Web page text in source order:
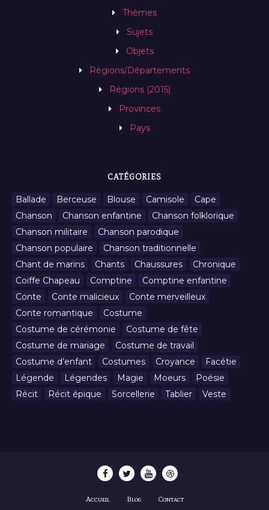
Thèmes
Sujets
Objets
Régions/Départements
Régions (2015)
Provinces
Pays
CATÉGORIES
Ballade Berceuse Blouse Camisole
Cape
Chanson
Chanson enfantine
Chanson folklorique
Chanson militaire
Chanson parodique
Chanson populaire
Chanson traditionnelle
Chant de marins
Chants Chaussures
Chronique
Coiffe Chapeau
Comptine
Comptine enfantine
Conte
Conte malicieux
Conte merveilleux
Conte romantique
Costume
Costume de cérémonie
Costume de fête
Costume de mariage
Costume de travail
Costume d’enfant
Costumes Croyance
Facétie
Légende
Légendes Magie Moeurs
Poésie
Récit
Récit épique Sorcellerie Tablier Veste
Accueil Blog Contact